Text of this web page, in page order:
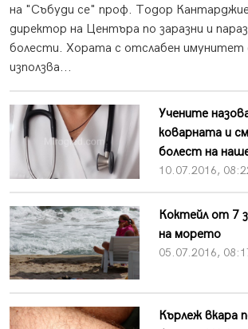
на "Събуди се" проф. Тодор
директор на Центъра по заразни и
болести. Хората с отслабен имунитет
използва...
Учените
коварната и
болест на
10.07.2016,
Коктейл от 7
на морето
05.07.2016,
Кърлеж вкара